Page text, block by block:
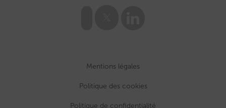
Mentions légales
Politique des cookies
Politique de confidentialité